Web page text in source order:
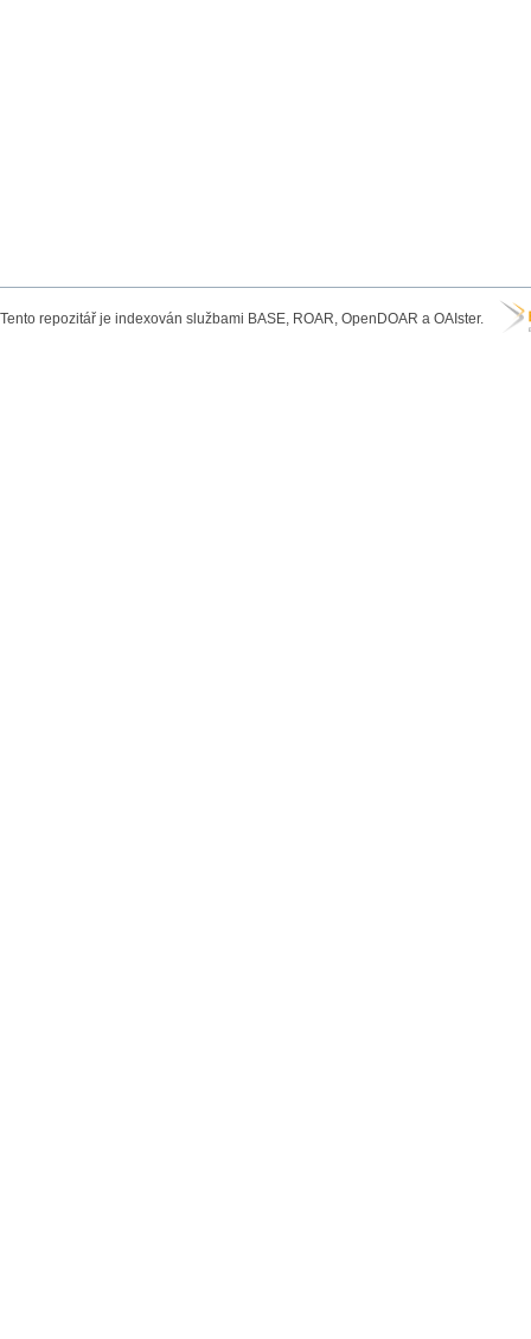
Tento repozitář je indexován službami BASE, ROAR, OpenDOAR a OAIster.